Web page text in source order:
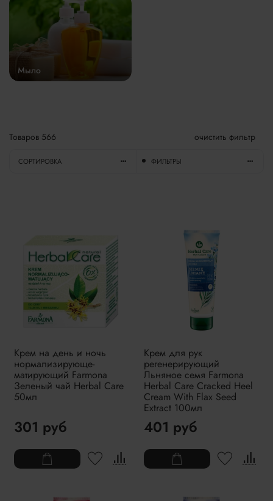
Мыло
Товаров 566 очистить фильтр
СОРТИРОВКА ФИЛЬТРЫ
Крем на день и ночь
нормализирующе-
матирующий Farmona
Зеленый чай Herbal Care
50мл
301 руб
Крем для рук
регенерирующий
Льняное семя Farmona
Herbal Care Cracked Heel
Cream With Flax Seed
Extract 100мл
401 руб